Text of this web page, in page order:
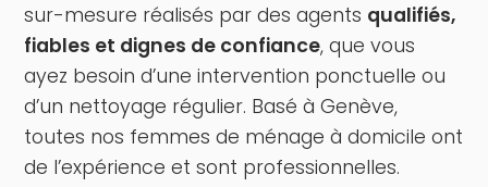
sur-mesure réalisés par des agents qualifiés,
fiables et dignes de confiance, que vous
ayez besoin d’une intervention ponctuelle ou
d’un nettoyage régulier. Basé à Genève,
toutes nos femmes de ménage à domicile ont
de l’expérience et sont professionnelles.